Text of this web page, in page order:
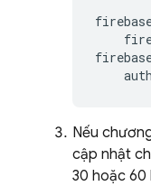
auth
Nếu
cập nhật
30 hoặc 60